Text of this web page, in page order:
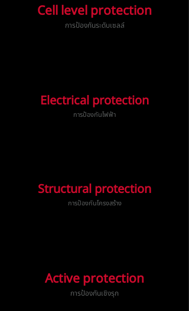
Cell level protection
การป้องกันระดับเซลล์
Electrical protection
การป้องกันไฟฟ้า
Structural protection
การป้องกันโครงสร้าง
Active protection
การป้องกันเชิงรุก